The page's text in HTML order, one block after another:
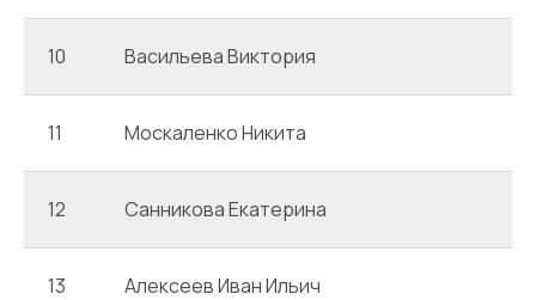
10 Васильева Виктория
11 Москаленко Никита
12 Санникова Екатерина
13 Алексеев Иван Ильич